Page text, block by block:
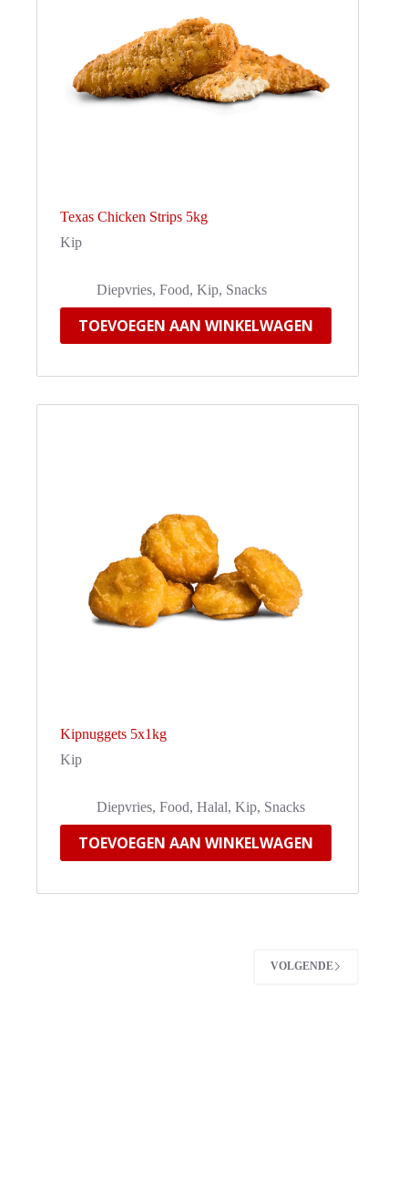
Texas Chicken Strips 5kg
Kip
Diepvries, Food, Kip, Snacks
TOEVOEGEN AAN WINKELWAGEN
Kipnuggets 5x1kg
Kip
Diepvries, Food, Halal, Kip, Snacks
TOEVOEGEN AAN WINKELWAGEN
VOLGENDE